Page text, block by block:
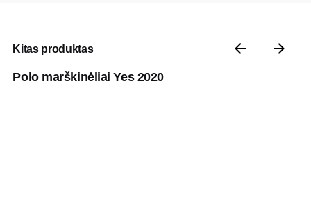
Kitas produktas
Polo marškinėliai Yes 2020